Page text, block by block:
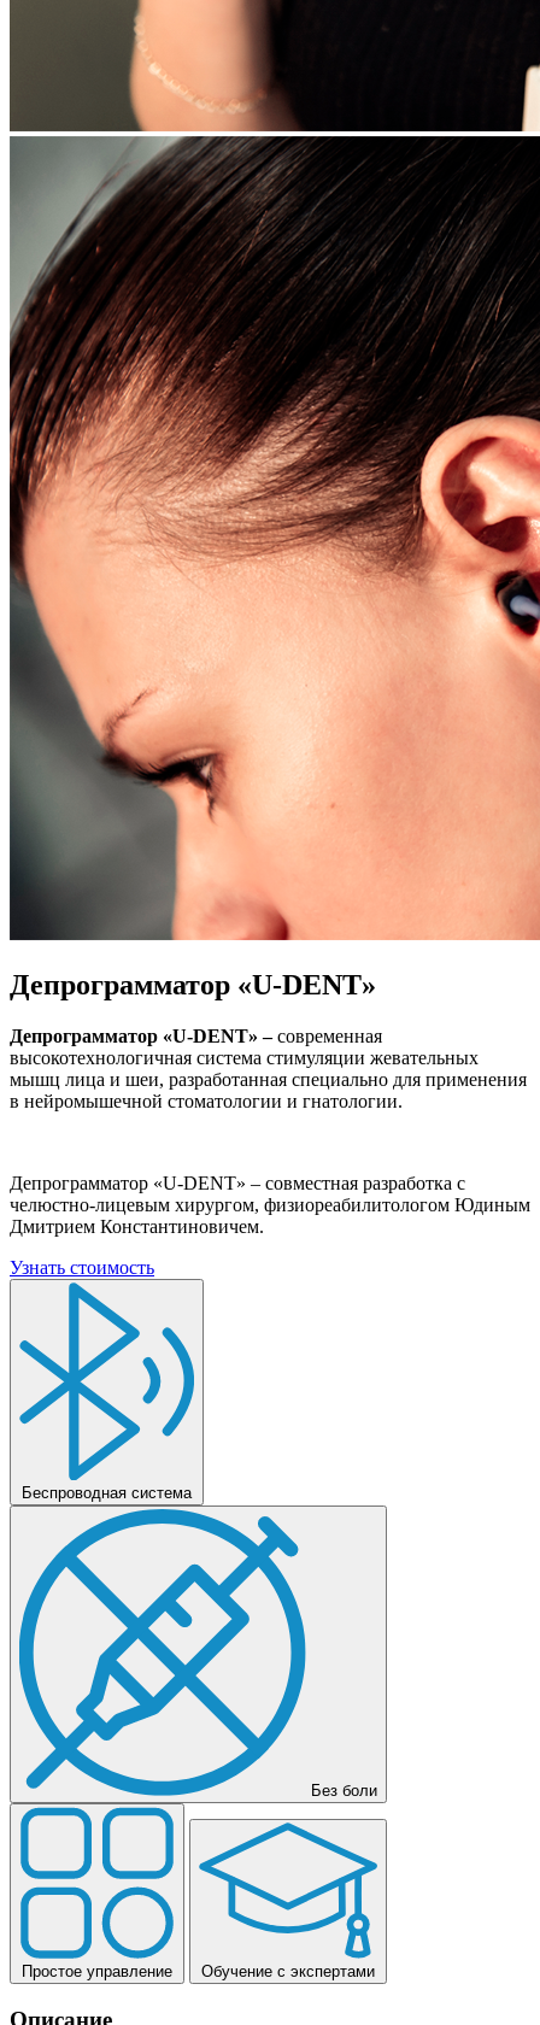
Депрограмматор «U-DENT»
Депрограмматор «U-DENT» –современная
высокотехнологичная система стимуляции жевательных
мышц лица и шеи, разработанная специально для применения
в нейромышечной стоматологии и гнатологии.
Депрограмматор «U-DENT» – совместная разработка с
челюстно-лицевым хирургом, физиореабилитологом Юдиным
Дмитрием Константиновичем.
Узнать стоимость
Беспроводная система
Без боли
Простое управление Обучение с экспертами
Описание